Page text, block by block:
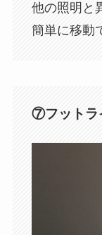
他の照明と
簡単に移動
⑦フットラ